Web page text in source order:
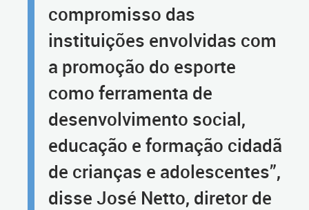
compromisso das
instituições envolvidas com
a promoção do esporte
como ferramenta de
desenvolvimento social,
educação e formação cidadã
de crianças e adolescentes”,
disse José Netto, diretor de